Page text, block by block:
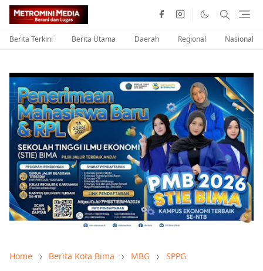
Berita Terkini Berita Utama Daerah Regional Nasional
Home Berita Kota Bima MBG SPPG